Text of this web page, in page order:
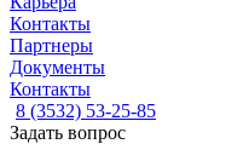
Контакты
Партнеры
Документы
Контакты
8 (3532) 53-25-85
Задать вопрос